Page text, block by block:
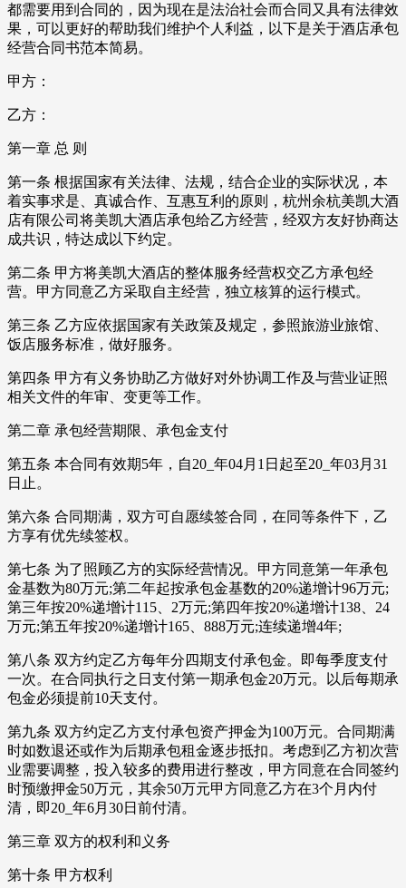
都需要用到合同的，因为现在是法治社会而合同又具有法律效
果，可以更好的帮助我们维护个人利益，以下是关于酒店承包
经营合同书范本简易。
甲方：
乙方：
第一章 总 则
第一条 根据国家有关法律、法规，结合企业的实际状况，本
着实事求是、真诚合作、互惠互利的原则，杭州余杭美凯大酒
店有限公司将美凯大酒店承包给乙方经营，经双方友好协商达
成共识，特达成以下约定。
第二条 甲方将美凯大酒店的整体服务经营权交乙方承包经
营。甲方同意乙方采取自主经营，独立核算的运行模式。
第三条 乙方应依据国家有关政策及规定，参照旅游业旅馆、
饭店服务标准，做好服务。
第四条 甲方有义务协助乙方做好对外协调工作及与营业证照
相关文件的年审、变更等工作。
第二章 承包经营期限、承包金支付
第五条 本合同有效期5年，自20_年04月1日起至20_年03月31
日止。
第六条 合同期满，双方可自愿续签合同，在同等条件下，乙
方享有优先续签权。
第七条 为了照顾乙方的实际经营情况。甲方同意第一年承包
金基数为80万元;第二年起按承包金基数的20%递增计96万元;
第三年按20%递增计115、2万元;第四年按20%递增计138、24
万元;第五年按20%递增计165、888万元;连续递增4年;
第八条 双方约定乙方每年分四期支付承包金。即每季度支付
一次。在合同执行之日支付第一期承包金20万元。以后每期承
包金必须提前10天支付。
第九条 双方约定乙方支付承包资产押金为100万元。合同期满
时如数退还或作为后期承包租金逐步抵扣。考虑到乙方初次营
业需要调整，投入较多的费用进行整改，甲方同意在合同签约
时预缴押金50万元，其余50万元甲方同意乙方在3个月内付
清，即20_年6月30日前付清。
第三章 双方的权利和义务
第十条 甲方权利